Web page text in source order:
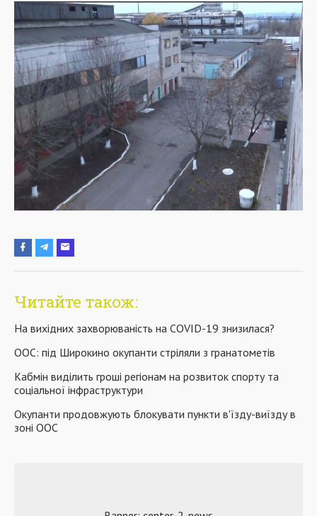
Читайте також:
На вихідних захворюваність на COVID-19 знизилася?
ООС: під Широкино окупанти стріляли з гранатометів
Кабмін виділить гроші регіонам на розвиток спорту та
соціальної інфраструктури
Окупанти продовжують блокувати пункти в'їзду-виїзду в
зоні ООС